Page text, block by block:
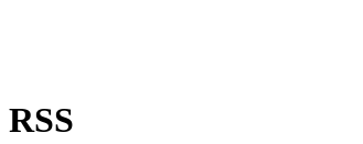
RSS